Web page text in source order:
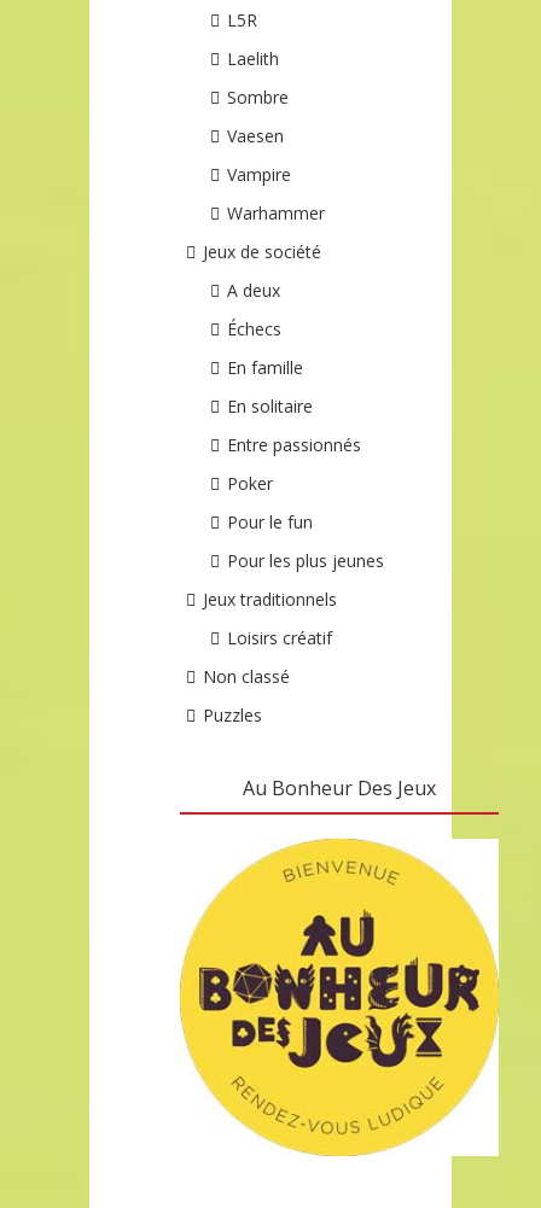
L5R
Laelith
Sombre
Vaesen
Vampire
Warhammer
Jeux de société
A deux
Échecs
En famille
En solitaire
Entre passionnés
Poker
Pour le fun
Pour les plus jeunes
Jeux traditionnels
Loisirs créatif
Non classé
Puzzles
Au Bonheur Des Jeux